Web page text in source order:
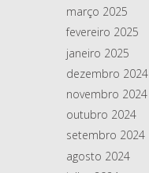
março 2025
fevereiro 2025
janeiro 2025
dezembro 2024
novembro 2024
outubro 2024
setembro 2024
agosto 2024